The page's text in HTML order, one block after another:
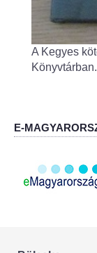
Kultúra
IKSZT -
Könyvtár
Rákóczi
A Kegyes
Könyvtárban.
E-